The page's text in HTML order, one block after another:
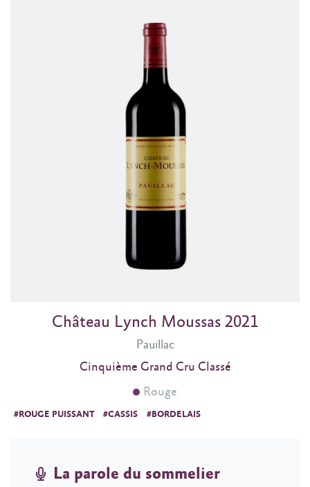
Pauillac
Château Lynch Moussas 2021
Cinquième Grand Cru Classé
Rouge
#ROUGE PUISSANT #CASSIS #BORDELAIS
La parole du sommelier